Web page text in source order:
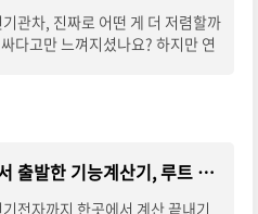
관차, 진짜로 어떤 게 더 저렴할까
다고만 느껴지셨나요? 하지만 연
모빌리티에서 출발한 기능계산기, 루트 페이지 안내
전자까지 한곳에서 계산 끝내기